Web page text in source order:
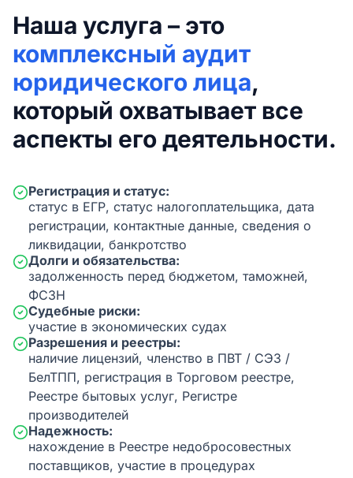
Наша услуга – это
комплексный аудит
юридического лица,
который охватывает все
аспекты его деятельности.
Регистрация и статус:
статус в ЕГР, статус налогоплательщика, дата
регистрации, контактные данные, сведения о
ликвидации, банкротство
Долги и обязательства:
задолженность перед бюджетом, таможней,
ФСЗН
Судебные риски:
участие в экономических судах
Разрешения и реестры:
наличие лицензий, членство в ПВТ / СЭЗ /
БелТПП, регистрация в Торговом реестре,
Реестре бытовых услуг, Регистре
производителей
Надежность:
нахождение в Реестре недобросовестных
поставщиков, участие в процедурах